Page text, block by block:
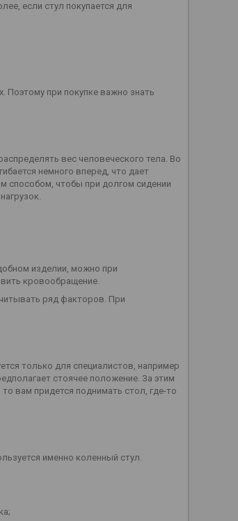
если стул покупается для
Поэтому при покупке важно знать
вес человеческого тела. Во
немного вперед, что дает
способом, чтобы при долгом сидении
изделии, можно при
кровообращение.
ряд факторов. При
только для специалистов, например
стоячее положение. За этим
вам придется поднимать стол, где-то
именно коленный стул.